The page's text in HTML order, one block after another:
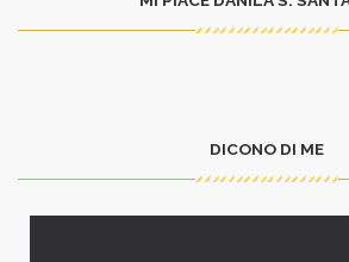
DICONO DI ME